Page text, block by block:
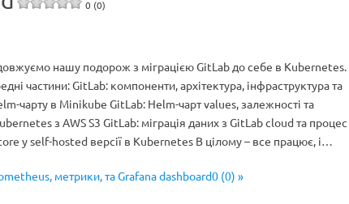
0 (0)
нашу подорож з міграцією GitLab до себе в Kubernetes.
частини: GitLab: компоненти, архітектура, інфраструктура та
чарту в Minikube GitLab: Helm-чарт values, залежності та
з AWS S3 GitLab: міграція даних з GitLab cloud та процес
у self-hosted версії в Kubernetes В цілому – все працює, і…
метрики, та Grafana dashboard0 (0) »